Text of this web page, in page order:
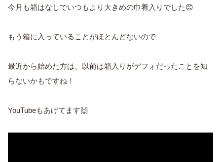
今月も箱はなしでいつもより大きめの巾着入りでした😊
もう箱に入っていることがほとんどないので
最近から始めた方は、以前は箱入りがデフォだったことを知
らないかもですね！
YouTubeもあげてます🙌